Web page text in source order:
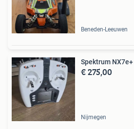
Beneden-Leeuwen
Spektrum
€ 275,00
Nijmegen